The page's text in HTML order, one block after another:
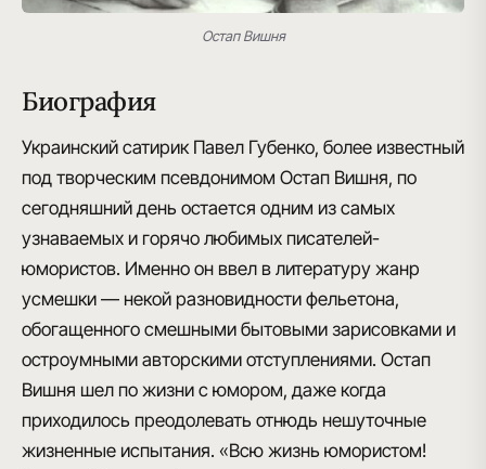
Остап Вишня
Биография
Украинский сатирик Павел Губенко, более известный
под творческим псевдонимом Остап Вишня, по
сегодняшний день остается одним из самых
узнаваемых и горячо любимых писателей-
юмористов. Именно он ввел в литературу жанр
усмешки — некой разновидности фельетона,
обогащенного смешными бытовыми зарисовками и
остроумными авторскими отступлениями. Остап
Вишня шел по жизни с юмором, даже когда
приходилось преодолевать отнюдь нешуточные
жизненные испытания. «Всю жизнь юмористом!